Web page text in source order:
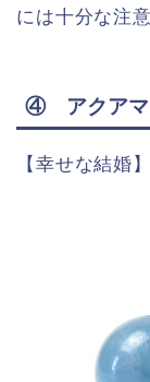
には十分な注
④ アクアマ
【幸せな結婚